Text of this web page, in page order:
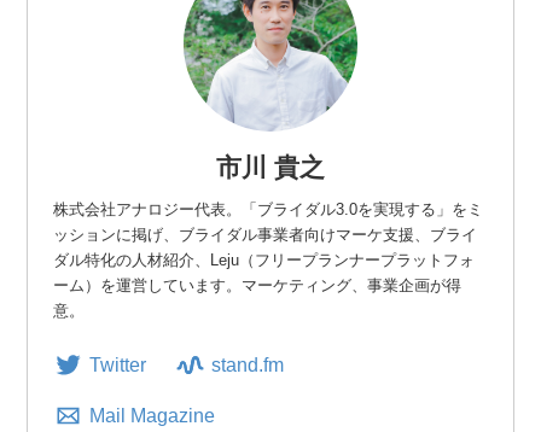
市川 貴之
株式会社アナロジー代表。「ブライダル3.0を実現する」をミ
ッションに掲げ、ブライダル事業者向けマーケ支援、ブライ
ダル特化の人材紹介、Leju（フリープランナープラットフォ
ーム）を運営しています。マーケティング、事業企画が得
意。
Twitter stand.fm
Mail Magazine